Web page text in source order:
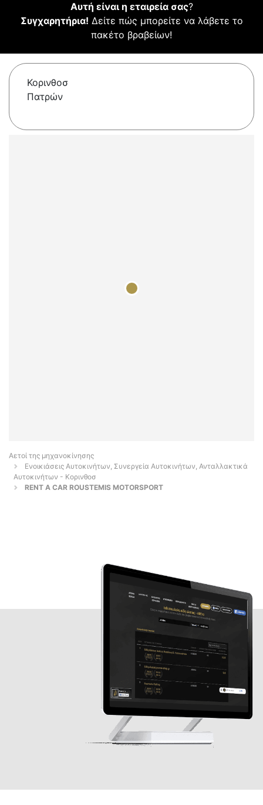
Αυτή είναι η εταιρεία σας?
Συγχαρητήρια! Δείτε πώς μπορείτε να λάβετε το
πακέτο βραβείων!
Κορινθοσ
Πατρών
Αετοί της μηχανοκίνησης
Ενοικιάσεις Αυτοκινήτων, Συνεργεία Αυτοκινήτων, Ανταλλακτικά
Αυτοκινήτων - Κορινθοσ
RENT A CAR ROUSTEMIS MOTORSPORT